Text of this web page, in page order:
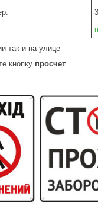
так и на улице
кнопку просчет.